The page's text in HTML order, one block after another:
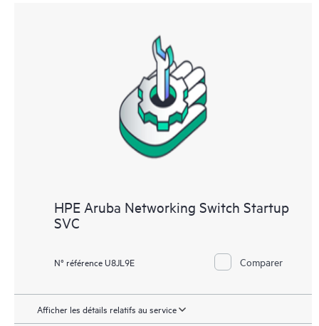
HPE Aruba Networking Switch Startup
SVC
N° référence U8JL9E Comparer
Afficher les détails relatifs au service